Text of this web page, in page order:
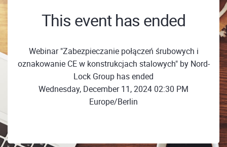
This event has ended
Webinar "Zabezpieczanie połączeń śrubowych i
oznakowanie CE w konstrukcjach stalowych" by Nord-
Lock Group has ended
Wednesday, December 11, 2024 02:30 PM
Europe/Berlin